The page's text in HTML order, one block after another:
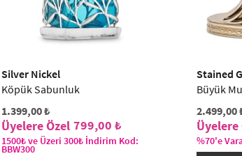
Silver Nickel
Köpük Sabunluk
1.399,00 ₺
799,00 ₺
1500₺ ve Üzeri 300₺ İndirim Kod:
BBW300
Stained
Büyük
2.499,00
%70'e